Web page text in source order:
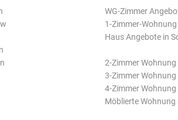
WG-Zimmer
1-Zimmer-
Haus Angebote in
2-Zimmer Wohnung
3-Zimmer Wohnung
4-Zimmer Wohnung
Möblierte Wohnung